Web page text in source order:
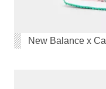
New Balance x